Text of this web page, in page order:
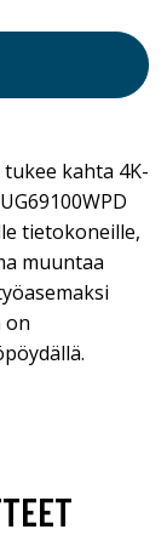
kahta 4K-
tietokoneille,
muuntaa
on